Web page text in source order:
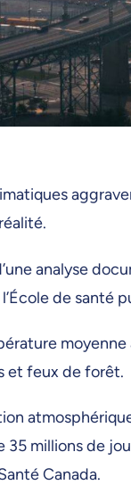
analyse
de santé
et feux de forêt.
35 millions de
Canada.